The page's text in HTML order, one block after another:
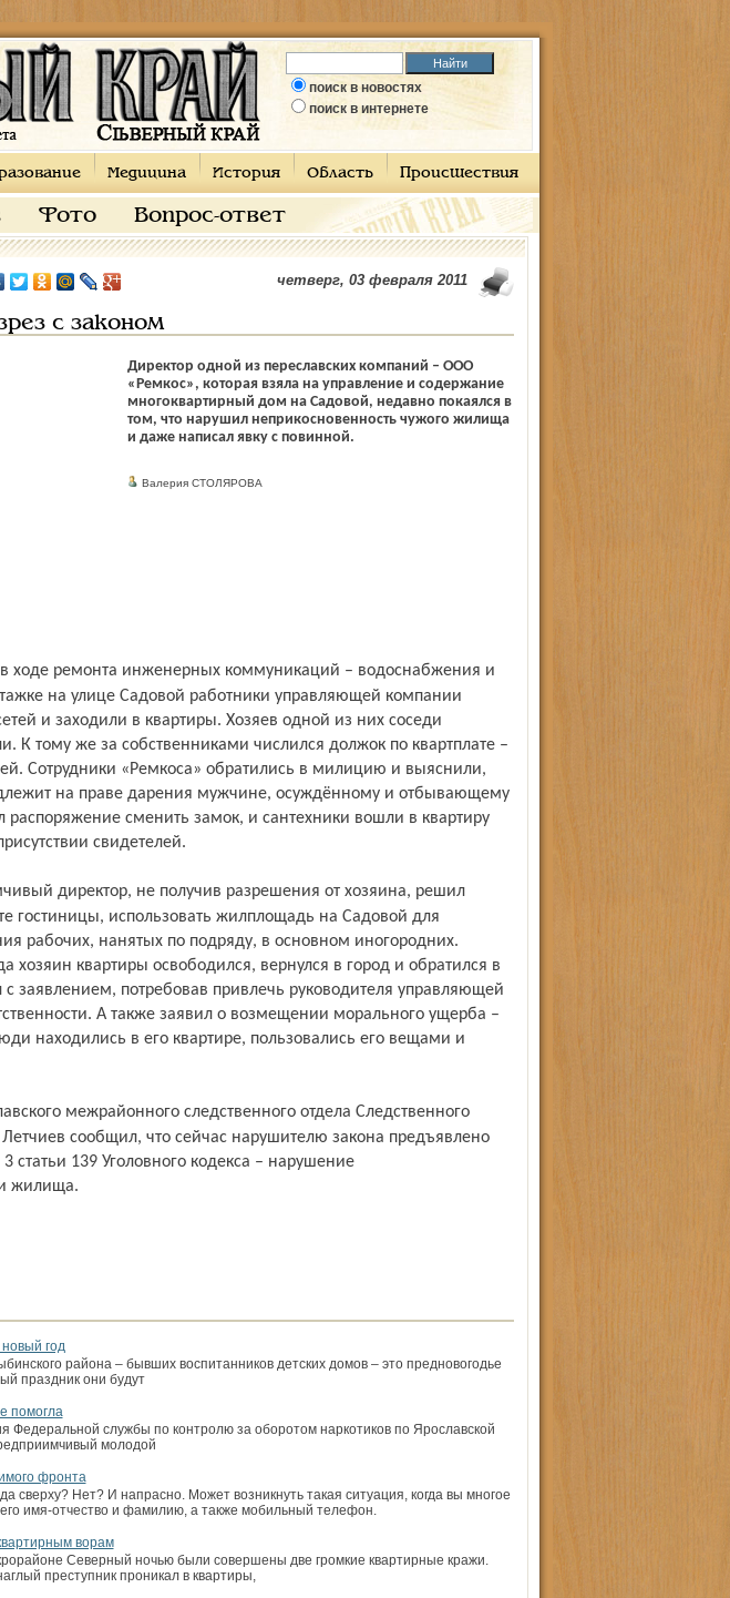
поиск в новостях
поиск в интернете
Медицина История Область Происшествия
Фото Вопрос-ответ
четверг, 03 февраля 2011
с законом
Директор одной из переславских компаний – ООО
«Ремкос», которая взяла на управление и содержание
многоквартирный дом на Садовой, недавно покаялся в
том, что нарушил неприкосновенность чужого жилища
и даже написал явку с повинной.
Валерия СТОЛЯРОВА
на улице Садовой работники управляющей компании
и заходили в квартиры. Хозяев одной из них соседи
К тому же за собственниками числился должок по квартплате –
Сотрудники «Ремкоса» обратились в милицию и выяснили,
на праве дарения мужчине, осуждённому и отбывающему
распоряжение сменить замок, и сантехники вошли в квартиру
свидетелей.
гостиницы, использовать жилплощадь на Садовой для
рабочих, нанятых по подряду, в основном иногородних.
хозяин квартиры освободился, вернулся в город и обратился в
с заявлением, потребовав привлечь руководителя управляющей
А также заявил о возмещении морального ущерба –
находились в его квартире, пользовались его вещами и
сообщил, что сейчас нарушителю закона предъявлено
статьи 139 Уголовного кодекса – нарушение
жилища.
год
района – бывших воспитанников детских домов – это предновогодье
праздник они будут
помогла
Федеральной службы по контролю за оборотом наркотиков по Ярославской
молодой
фронта
сверху? Нет? И напрасно. Может возникнуть такая ситуация, когда вы многое
имя-отчество и фамилию, а также мобильный телефон.
ворам
Северный ночью были совершены две громкие квартирные кражи.
преступник проникал в квартиры,